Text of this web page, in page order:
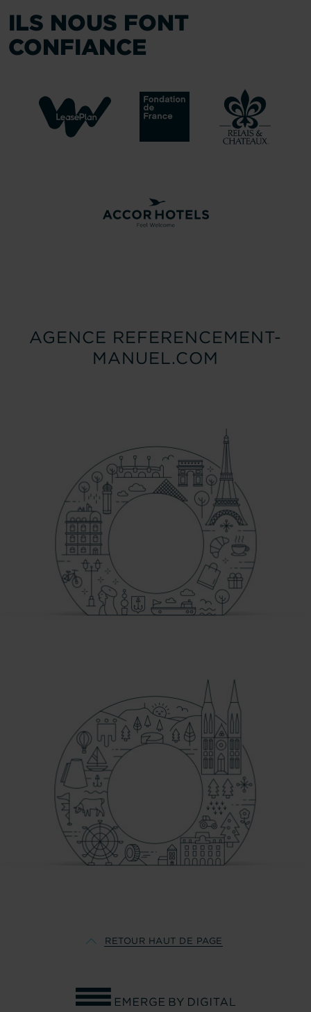
ILS NOUS FONT
CONFIANCE
AGENCE REFERENCEMENT-
MANUEL.COM
RETOUR HAUT DE PAGE